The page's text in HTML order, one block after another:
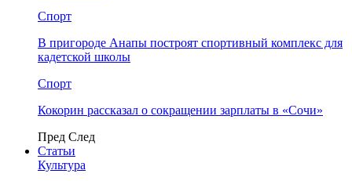
Спорт
В пригороде Анапы построят спортивный комплекс для
кадетской школы
Спорт
Кокорин рассказал о сокращении зарплаты в «Сочи»
Пред След
Статьи
Культура